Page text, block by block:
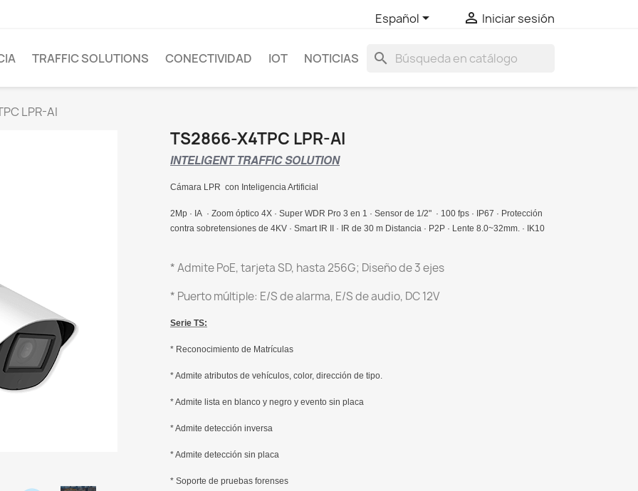
Español  Iniciar sesión
TRAFFIC SOLUTIONS CONECTIVIDAD IOT NOTICIAS search
LPR-AI
TS2866-X4TPC LPR-AI
INTELIGENT TRAFFIC SOLUTION
Cámara LPR con Inteligencia Artificial
2Mp · IA · Zoom óptico 4X · Super WDR Pro 3 en 1 · Sensor de 1/2" · 100 fps · IP67 · Protección
contra sobretensiones de 4KV · Smart IR II · IR de 30 m Distancia · P2P · Lente 8.0~32mm. · IK10
* Admite PoE, tarjeta SD, hasta 256G; Diseño de 3 ejes
* Puerto múltiple: E/S de alarma, E/S de audio, DC 12V
Serie TS:
* Reconocimiento de Matrículas
* Admite atributos de vehículos, color, dirección de tipo.
* Admite lista en blanco y negro y evento sin placa
* Admite detección inversa
* Admite detección sin placa
* Soporte de pruebas forenses